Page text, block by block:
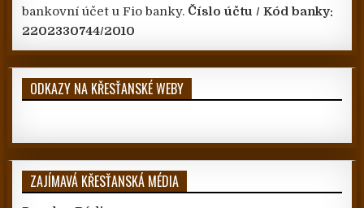
bankovní účet u Fio banky. Číslo účtu / Kód banky:
2202330744/2010
ODKAZY NA KŘESŤANSKÉ WEBY
ZAJÍMAVÁ KŘESŤANSKÁ MÉDIA